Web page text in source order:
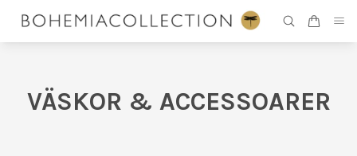
VÄSKOR & ACCESSOARER